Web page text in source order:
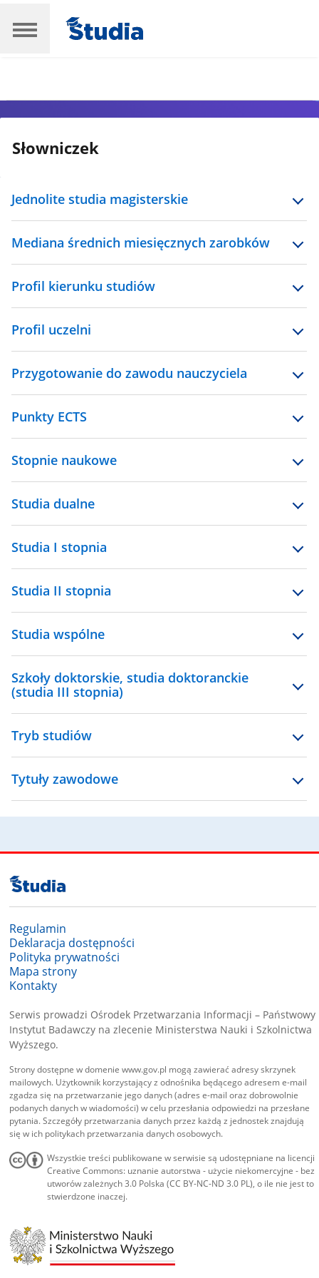
Słowniczek
Jednolite studia magisterskie
Mediana średnich miesięcznych zarobków
Profil kierunku studiów
Profil uczelni
Przygotowanie do zawodu nauczyciela
Punkty ECTS
Stopnie naukowe
Studia dualne
Studia I stopnia
Studia II stopnia
Studia wspólne
Szkoły doktorskie, studia doktoranckie
(studia III stopnia)
Tryb studiów
Tytuły zawodowe
Regulamin
Deklaracja dostępności
Mapa strony
Kontakty
Serwis prowadzi Ośrodek Przetwarzania Informacji – Państwowy
Instytut Badawczy na zlecenie Ministerstwa Nauki i Szkolnictwa
Wyższego.
Strony dostępne w domenie www.gov.pl mogą zawierać adresy skrzynek
mailowych. Użytkownik korzystający z odnośnika będącego adresem e-mail
zgadza się na przetwarzanie jego danych (adres e-mail oraz dobrowolnie
podanych danych w wiadomości) w celu przesłania odpowiedzi na przesłane
pytania. Szczegóły przetwarzania danych przez każdą z jednostek znajdują
się w ich politykach przetwarzania danych osobowych.
Wszystkie treści publikowane w serwisie są udostępniane na licencji
Creative Commons: uznanie autorstwa - użycie niekomercyjne - bez
utworów zależnych 3.0 Polska (CC BY-NC-ND 3.0 PL), o ile nie jest to
stwierdzone inaczej.